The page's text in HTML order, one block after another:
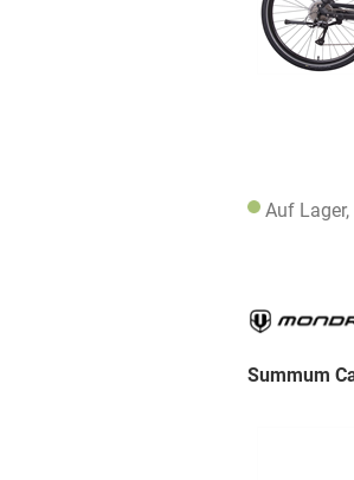
Auf
Summum